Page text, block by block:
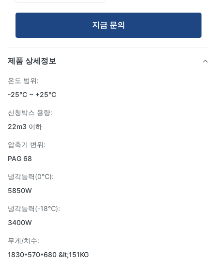
지금 문의
제품 상세정보
온도 범위:
-25°C ~ +25°C
신청박스 용량:
22m3 이하
압축기 변위:
PAG 68
냉각능력(0℃):
5850W
냉각능력(-18℃):
3400W
무게/치수:
1830*570*680 &lt;151KG